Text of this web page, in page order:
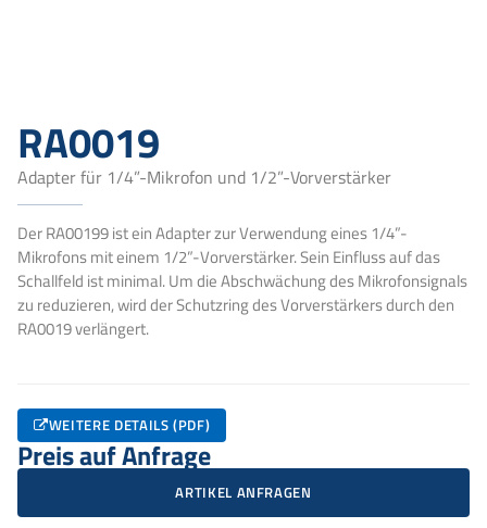
RA0019
Adapter für 1/4”-Mikrofon und 1/2”-Vorverstärker
Der RA00199 ist ein Adapter zur Verwendung eines 1/4”-
Mikrofons mit einem 1/2”-Vorverstärker. Sein Einfluss auf das
Schallfeld ist minimal. Um die Abschwächung des Mikrofonsignals
zu reduzieren, wird der Schutzring des Vorverstärkers durch den
RA0019 verlängert.
WEITERE DETAILS (PDF)
Preis auf Anfrage
ARTIKEL ANFRAGEN